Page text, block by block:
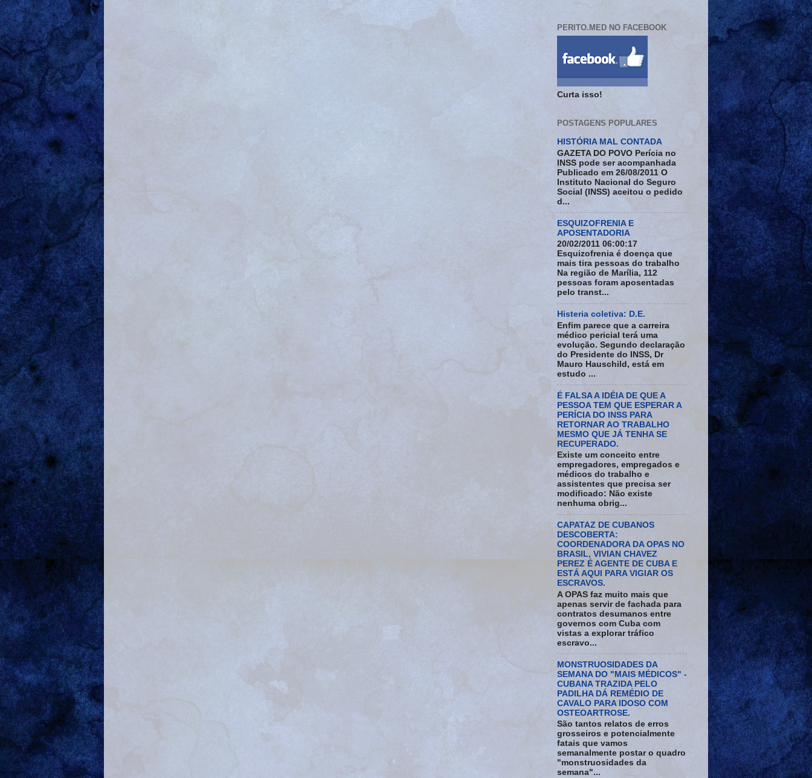
PERITO.MED NO FACEBOOK
Curta isso!
POSTAGENS POPULARES
HISTÓRIA MAL CONTADA
GAZETA DO POVO Perícia no
INSS pode ser acompanhada
Publicado em 26/08/2011 O
Instituto Nacional do Seguro
Social (INSS) aceitou o pedido
d...
ESQUIZOFRENIA E
APOSENTADORIA
20/02/2011 06:00:17
Esquizofrenia é doença que
mais tira pessoas do trabalho
Na região de Marília, 112
pessoas foram aposentadas
pelo transt...
Histeria coletiva: D.E.
Enfim parece que a carreira
médico pericial terá uma
evolução. Segundo declaração
do Presidente do INSS, Dr
Mauro Hauschild, está em
estudo ...
É FALSA A IDÉIA DE QUE A
PESSOA TEM QUE ESPERAR A
PERÍCIA DO INSS PARA
RETORNAR AO TRABALHO
MESMO QUE JÁ TENHA SE
RECUPERADO.
Existe um conceito entre
empregadores, empregados e
médicos do trabalho e
assistentes que precisa ser
modificado: Não existe
nenhuma obrig...
CAPATAZ DE CUBANOS
DESCOBERTA:
COORDENADORA DA OPAS NO
BRASIL, VIVIAN CHAVEZ
PEREZ É AGENTE DE CUBA E
ESTÁ AQUI PARA VIGIAR OS
ESCRAVOS.
A OPAS faz muito mais que
apenas servir de fachada para
contratos desumanos entre
governos com Cuba com
vistas a explorar tráfico
escravo...
MONSTRUOSIDADES DA
SEMANA DO "MAIS MÉDICOS" -
CUBANA TRAZIDA PELO
PADILHA DÁ REMÉDIO DE
CAVALO PARA IDOSO COM
OSTEOARTROSE.
São tantos relatos de erros
grosseiros e potencialmente
fatais que vamos
semanalmente postar o quadro
"monstruosidades da
semana"...